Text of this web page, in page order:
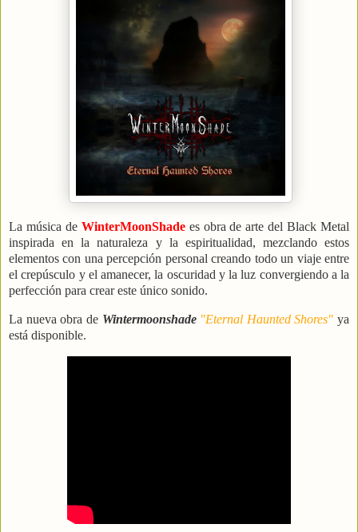
La música de WinterMoonShadees obra de arte del Black Metal
inspirada en la naturaleza y la espiritualidad, mezclando estos
elementos con una percepción personal creando todo un viaje entre
el crepúsculo y el amanecer, la oscuridad y la luz convergiendo a la
perfección para crear este único sonido.
La nueva obra de Wintermoonshade "Eternal Haunted Shores" ya
está disponible.